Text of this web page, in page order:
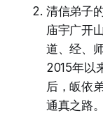
清信弟子
庙宇广开
道、经、
2015年以
后，皈依
通真之路